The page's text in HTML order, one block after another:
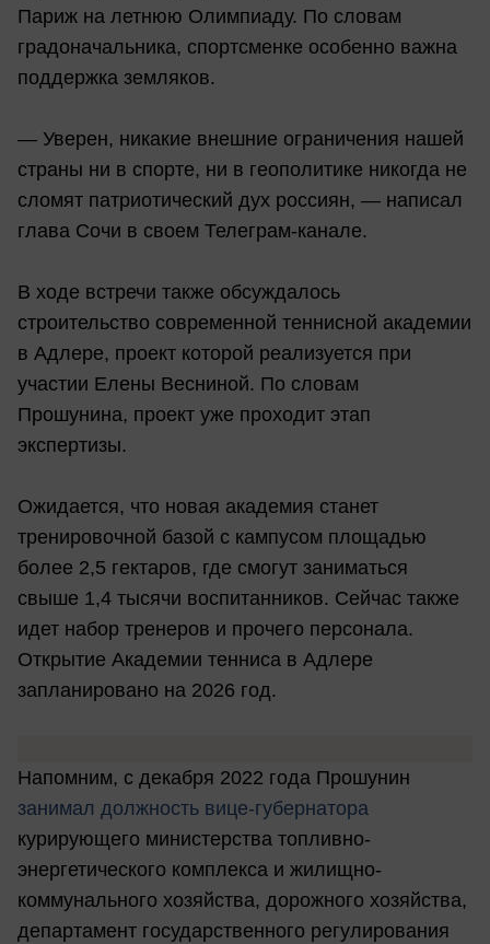
Париж на летнюю Олимпиаду. По словам
градоначальника, спортсменке особенно важна
поддержка земляков.
— Уверен, никакие внешние ограничения нашей
страны ни в спорте, ни в геополитике никогда не
сломят патриотический дух россиян, — написал
глава Сочи в своем Телеграм-канале.
В ходе встречи также обсуждалось
строительство современной теннисной академии
в Адлере, проект которой реализуется при
участии Елены Весниной. По словам
Прошунина, проект уже проходит этап
экспертизы.
Ожидается, что новая академия станет
тренировочной базой с кампусом площадью
более 2,5 гектаров, где смогут заниматься
свыше 1,4 тысячи воспитанников. Сейчас также
идет набор тренеров и прочего персонала.
Открытие Академии тенниса в Адлере
запланировано на 2026 год.
Напомним, с декабря 2022 года Прошунин
занимал должность вице-губернатора
курирующего министерства топливно-
энергетического комплекса и жилищно-
коммунального хозяйства, дорожного хозяйства,
департамент государственного регулирования